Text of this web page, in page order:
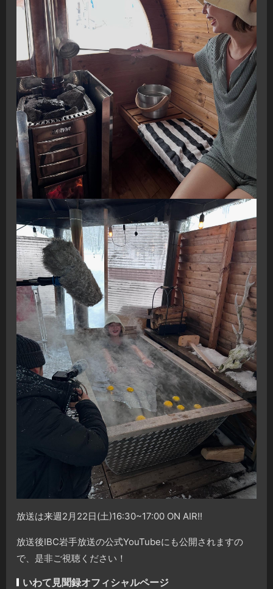
放送は来週2月22日(土)16:30~17:00 ON AIR!!
放送後IBC岩手放送の公式YouTubeにも公開されますの
で、是非ご視聴ください！
いわて見聞録オフィシャルページ